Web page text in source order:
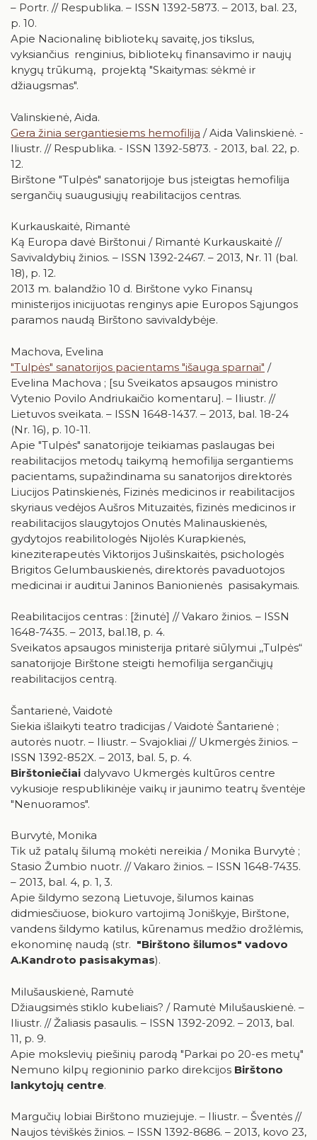
– Portr. // Respublika. – ISSN 1392-5873. – 2013, bal. 23,
p. 10.
Apie Nacionalinę bibliotekų savaitę, jos tikslus,
vyksiančius renginius, bibliotekų finansavimo ir naujų
knygų trūkumą, projektą "Skaitymas: sėkmė ir
džiaugsmas".
Valinskienė, Aida.
Gera žinia sergantiesiems hemofilija / Aida Valinskienė. -
Iliustr. // Respublika. - ISSN 1392-5873. - 2013, bal. 22, p.
12.
Birštone "Tulpės" sanatorijoje bus įsteigtas hemofilija
sergančių suaugusiųjų reabilitacijos centras.
Kurkauskaitė, Rimantė
Ką Europa davė Birštonui / Rimantė Kurkauskaitė //
Savivaldybių žinios. – ISSN 1392-2467. – 2013, Nr. 11 (bal.
18), p. 12.
2013 m. balandžio 10 d. Birštone vyko Finansų
ministerijos inicijuotas renginys apie Europos Sąjungos
paramos naudą Birštono savivaldybėje.
Machova, Evelina
"Tulpės" sanatorijos pacientams "išauga sparnai" /
Evelina Machova ; [su Sveikatos apsaugos ministro
Vytenio Povilo Andriukaičio komentaru]. – Iliustr. //
Lietuvos sveikata. – ISSN 1648-1437. – 2013, bal. 18-24
(Nr. 16), p. 10-11.
Apie "Tulpės" sanatorijoje teikiamas paslaugas bei
reabilitacijos metodų taikymą hemofilija sergantiems
pacientams, supažindinama su sanatorijos direktorės
Liucijos Patinskienės, Fizinės medicinos ir reabilitacijos
skyriaus vedėjos Aušros Mituzaitės, fizinės medicinos ir
reabilitacijos slaugytojos Onutės Malinauskienės,
gydytojos reabilitologės Nijolės Kurapkienės,
kineziterapeutės Viktorijos Jušinskaitės, psichologės
Brigitos Gelumbauskienės, direktorės pavaduotojos
medicinai ir auditui Janinos Banionienės pasisakymais.
Reabilitacijos centras : [žinutė] // Vakaro žinios. – ISSN
1648-7435. – 2013, bal.18, p. 4.
Sveikatos apsaugos ministerija pritarė siūlymui ,,Tulpės“
sanatorijoje Birštone steigti hemofilija sergančiųjų
reabilitacijos centrą.
Šantarienė, Vaidotė
Siekia išlaikyti teatro tradicijas / Vaidotė Šantarienė ;
autorės nuotr. – Iliustr. – Svajokliai // Ukmergės žinios. –
ISSN 1392-852X. – 2013, bal. 5, p. 4.
Birštoniečiai dalyvavo Ukmergės kultūros centre
vykusioje respublikinėje vaikų ir jaunimo teatrų šventėje
"Nenuoramos".
Burvytė, Monika
Tik už patalų šilumą mokėti nereikia / Monika Burvytė ;
Stasio Žumbio nuotr. // Vakaro žinios. – ISSN 1648-7435.
– 2013, bal. 4, p. 1, 3.
Apie šildymo sezoną Lietuvoje, šilumos kainas
didmiesčiuose, biokuro vartojimą Joniškyje, Birštone,
vandens šildymo katilus, kūrenamus medžio drožlėmis,
ekonominę naudą (str. "Birštono šilumos" vadovo
A.Kandroto pasisakymas).
Milušauskienė, Ramutė
Džiaugsimės stiklo kubeliais? / Ramutė Milušauskienė. –
Iliustr. // Žaliasis pasaulis. – ISSN 1392-2092. – 2013, bal.
11, p. 9.
Apie mokslevių piešinių parodą "Parkai po 20-es metų"
Nemuno kilpų regioninio parko direkcijos Birštono
lankytojų centre.
Margučių lobiai Birštono muziejuje. – Iliustr. – Šventės //
Naujos tėviškės žinios. – ISSN 1392-8686. – 2013, kovo 23,